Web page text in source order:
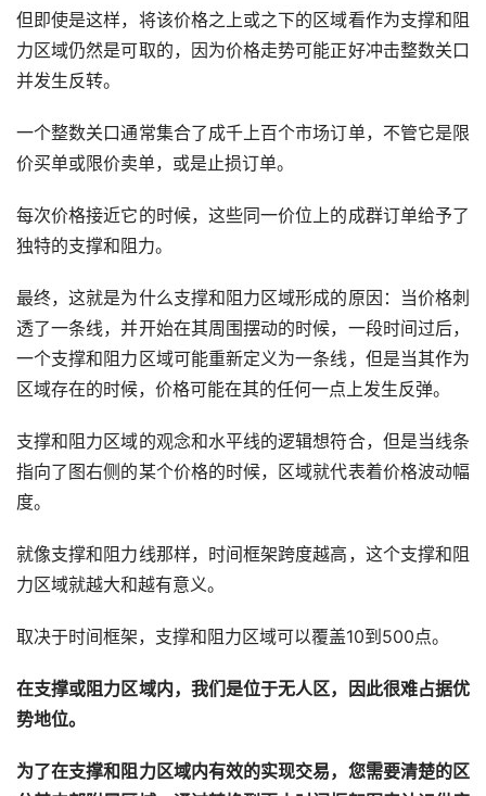
但即使是这样，将该价格之上或之下的区域看作为支撑和阻
力区域仍然是可取的，因为价格走势可能正好冲击整数关口
并发生反转。
一个整数关口通常集合了成千上百个市场订单，不管它是限
价买单或限价卖单，或是止损订单。
每次价格接近它的时候，这些同一价位上的成群订单给予了
独特的支撑和阻力。
最终，这就是为什么支撑和阻力区域形成的原因：当价格刺
透了一条线，并开始在其周围摆动的时候，一段时间过后，
一个支撑和阻力区域可能重新定义为一条线，但是当其作为
区域存在的时候，价格可能在其的任何一点上发生反弹。
支撑和阻力区域的观念和水平线的逻辑想符合，但是当线条
指向了图右侧的某个价格的时候，区域就代表着价格波动幅
度。
就像支撑和阻力线那样，时间框架跨度越高，这个支撑和阻
力区域就越大和越有意义。
取决于时间框架，支撑和阻力区域可以覆盖10到500点。
在支撑或阻力区域内，我们是位于无人区，因此很难占据优
势地位。
为了在支撑和阻力区域内有效的实现交易，您需要清楚的区